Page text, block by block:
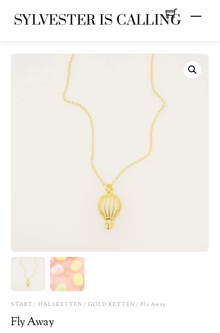
Menu
SYLVESTER IS CALLING
START/ HALSKETTEN /GOLD KETTEN / Fly Away
Fly Away